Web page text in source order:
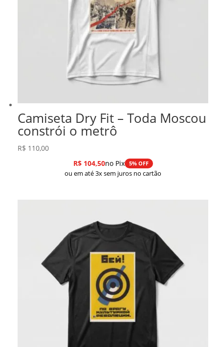
Camiseta Dry Fit – Toda Moscou
constrói o metrô
R$ 110,00
R$104,50no Pix 5% OFF
ou em até 3x sem juros no cartão